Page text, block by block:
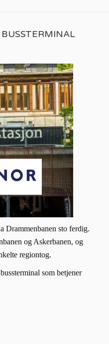
Drammenbanen sto ferdig.
og Askerbanen, og
regiontog.
som betjener